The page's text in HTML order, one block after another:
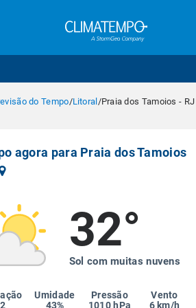
do Tempo/Litoral /Praia dos Tamoios - RJ
agora para Praia dos Tamoios
32°
Sol com muitas nuvens
Umidade
43%
Pressão
1010 hPa
Vento
6 km/h